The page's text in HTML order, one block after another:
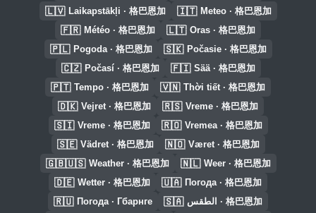
🇱🇻 Laikapstākļi · 格巴恩加 🇮🇹 Meteo · 格巴恩加
🇫🇷 Météo · 格巴恩加 🇱🇹 Oras · 格巴恩加
🇵🇱 Pogoda · 格巴恩加 🇸🇰 Počasie · 格巴恩加
🇨🇿 Počasí · 格巴恩加 🇫🇮 Sää · 格巴恩加
🇵🇹 Tempo · 格巴恩加 🇻🇳 Thời tiết · 格巴恩加
🇩🇰 Vejret · 格巴恩加 🇷🇸 Vreme · 格巴恩加
🇸🇮 Vreme · 格巴恩加 🇷🇴 Vremea · 格巴恩加
🇸🇪 Vädret · 格巴恩加 🇳🇴 Været · 格巴恩加
🇬🇧🇺🇸 Weather · 格巴恩加 🇳🇱 Weer · 格巴恩加
🇩🇪 Wetter · 格巴恩加 🇺🇦 Погода · 格巴恩加
🇷🇺 Погода · Гбарнге 🇸🇦 الطقس · 格巴恩加